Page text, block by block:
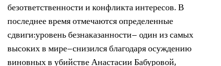
безответственности и конфликта интересов. В
последнее время отмечаются определенные
сдвиги:уровень безнаказанности– один из самых
высоких в мире–снизился благодаря осуждению
виновных в убийстве Анастасии Бабуровой,